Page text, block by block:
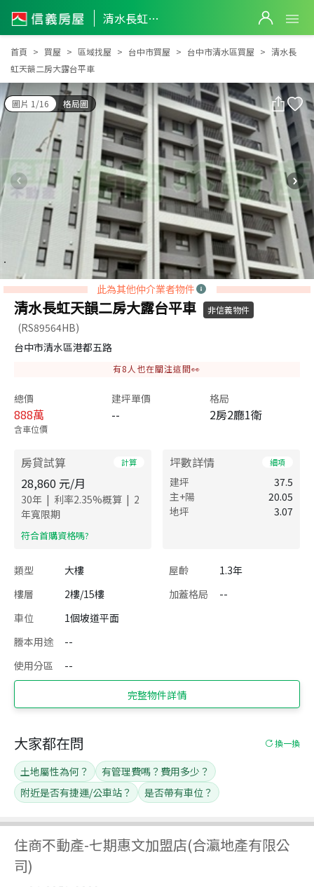
清水長虹天韻二房大露台平車
清水長虹天韻二房大露台平車
首頁 買屋 區域找屋 台中市買屋 台中市清水區買屋
清水長
虹天韻二房大露台平車
圖片 1/16 格局圖
此為其他仲介業者物件
清水長虹天韻二房大露台平車 非信義物件
(RS89564HB)
台中市清水區港都五路
有8 人也在關注這間👀
總價
888萬
含車位價
建坪單價
--
格局
2房2廳1衛
房貸試算 計算
28,860 元/月
30年 | 利率2.35%概算 | 2
年寬限期
​符合首購資格嗎?
坪數詳情 細項
建坪
37.5
主+陽
20.05
地坪
3.07
類型 大樓 屋齡
1.3年
樓層
2樓/15樓 加蓋格局
--
車位
1個坡道平面
謄本用途
--
使用分區
--
完整物件詳情
住商不動產-七期惠文加盟店(合瀛地產有限公
司)
大家都在問 換一換
土地屬性為何？
有管理費嗎？費用多少？
附近是否有捷運/公車站？
是否帶有車位？